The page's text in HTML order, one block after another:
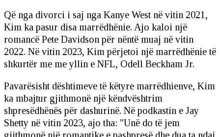
Që nga divorci i saj nga Kanye West në vitin 2021,
Kim ka pasur disa marrëdhënie. Ajo kaloi një
romancë Pete Davidson për nëntë muaj në vitin
2022. Në vitin 2023, Kim përjetoi një marrëdhënie të
shkurtër me me yllin e NFL, Odell Beckham Jr.
Pavarësisht dështimeve të këtyre marrëdhienve, Kim
ka mbajtur gjithmonë një këndvështrim
shpresëdhënës për dashurinë. Në podkastin e Jay
Shetty në vitin 2023, ajo tha: "Unë do të jem